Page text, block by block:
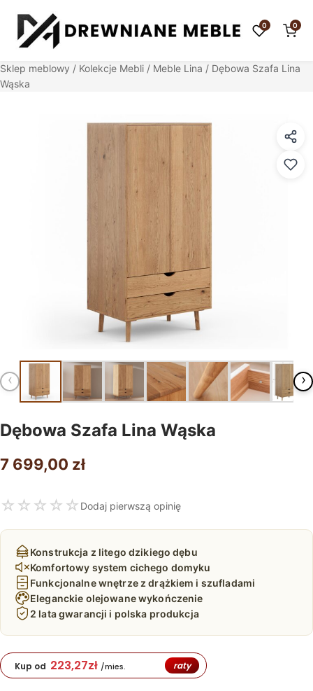
0 0
Sklep meblowy / Kolekcje Mebli / Meble Lina / Dębowa Szafa Lina
Wąska
‹ ›
Dębowa Szafa Lina Wąska
7 699,00 zł
☆ ☆ ☆ ☆ ☆ Dodaj pierwszą opinię
Konstrukcja z litego dzikiego dębu
Komfortowy system cichego domyku
Funkcjonalne wnętrze z drążkiem i szufladami
Eleganckie olejowane wykończenie
2 lata gwarancji i polska produkcja
Kup od 223,27zł /mies. raty